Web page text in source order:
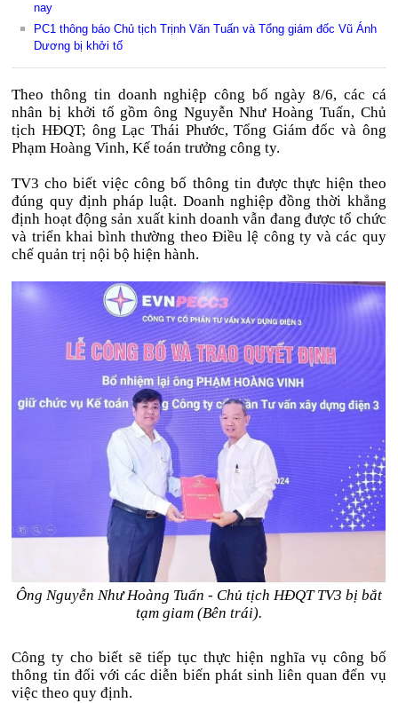
nay
PC1 thông báo Chủ tịch Trịnh Văn Tuấn và Tổng giám đốc Vũ Ánh
Dương bị khởi tố
Theo thông tin doanh nghiệp công bố ngày 8/6, các cá
nhân bị khởi tố gồm ông Nguyễn Như Hoàng Tuấn, Chủ
tịch HĐQT; ông Lạc Thái Phước, Tổng Giám đốc và ông
Phạm Hoàng Vinh, Kế toán trưởng công ty.
TV3 cho biết việc công bố thông tin được thực hiện theo
đúng quy định pháp luật. Doanh nghiệp đồng thời khẳng
định hoạt động sản xuất kinh doanh vẫn đang được tổ chức
và triển khai bình thường theo Điều lệ công ty và các quy
chế quản trị nội bộ hiện hành.
Ông Nguyễn Như Hoàng Tuấn - Chủ tịch HĐQT TV3 bị bắt
tạm giam (Bên trái).
Công ty cho biết sẽ tiếp tục thực hiện nghĩa vụ công bố
thông tin đối với các diễn biến phát sinh liên quan đến vụ
việc theo quy định.